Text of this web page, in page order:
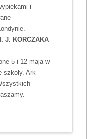
i
J. KORCZAKA
5 i 12 maja w
szkoły. Ark